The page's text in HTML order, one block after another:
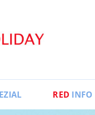
RED INFO